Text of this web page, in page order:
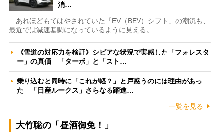
消…
あれほどもてはやされていた「EV（BEV）シフト」の潮流も、
最近では減速基調になっているように見える。…
《雪道の対応力を検証》シビアな状況で実感した「フォレスタ
ー」の真価 「ターボ」と「スト…
乗り込むと同時に「これが軽？」と戸惑うのには理由があっ
た 「日産ルークス」さらなる躍進…
一覧を見る
大竹聡の「昼酒御免！」